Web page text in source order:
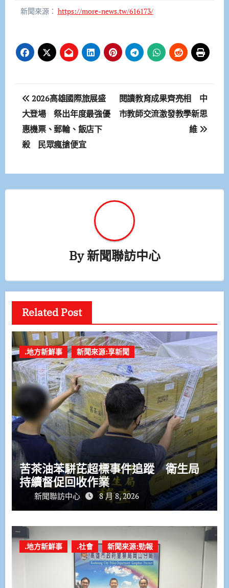
新聞來源： https://more-news.tw/616173/
文
章
導
2026高雄國際旅展盛
大登場 祭出年度最強優
惠機票、郵輪、飯店下
殺 民眾瘋搶便宜
閱讀教育成果齊亮相 中
市教師交流激發教學新思
維
By新聞聯訪中心
Related Post
.地方新鮮事 新聞來源:享新聞
苦茶油苯駢芘超標事件追蹤 衛生局
持續督促回收作業
新聞聯訪中心 8 月 8, 2026
.地方新鮮事 .社會 新聞來源:勁報